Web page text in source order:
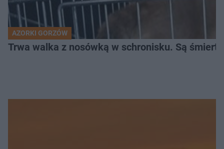
AZORKI GORZÓW
Trwa walka z nosówką w schronisku. Są